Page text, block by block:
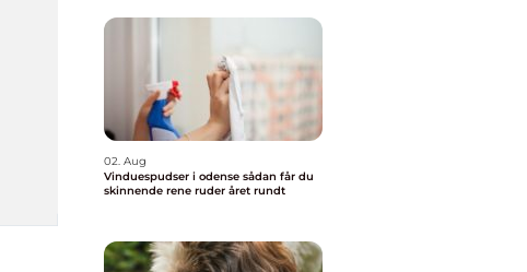
02. Aug
Vinduespudser i odense sådan får du
skinnende rene ruder året rundt